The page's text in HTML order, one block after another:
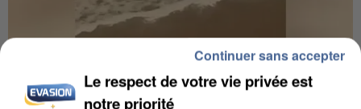
UNE TOURISTE DE L’OISE EMPORTÉE PAR UNE
COULÉE DE BOUE EN HAUTE-SAVOIE
Le respect de votre vie privée est
notre priorité
Continuer sans accepter